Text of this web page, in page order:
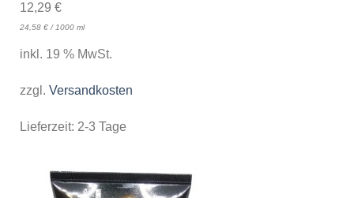
12,29 €
24,58 €/1000 ml
inkl. 19 % MwSt.
zzgl. Versandkosten
Lieferzeit: 2-3 Tage